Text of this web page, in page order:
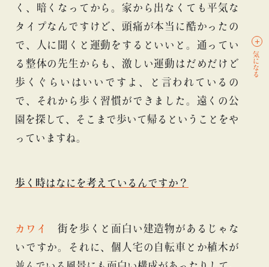
く、暗くなってから。家から出なくても平気な
タイプなんですけど、頭痛が本当に酷かったの
で、人に聞くと運動をするといいと。通ってい
る整体の先生からも、激しい運動はだめだけど
歩くぐらいはいいですよ、と言われているの
で、それから歩く習慣ができました。遠くの公
園を探して、そこまで歩いて帰るということをや
っていますね。
歩く時はなにを考えているんですか？
カワイ
街を歩くと面白い建造物があるじゃな
いですか。それに、個人宅の自転車とか植木が
気になる